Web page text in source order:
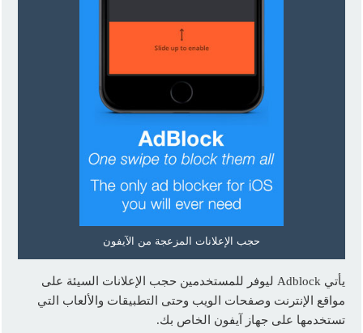
حجب الإعلانات المزعجة من الآيفون
يأتي Adblock ليوفر للمستخدمين حجب الإعلانات السيئة على
مواقع الإنترنت وصفحات الويب وحتى التطبيقات والألعاب التي
تستخدمها على جهاز آيفون الخاص بك.